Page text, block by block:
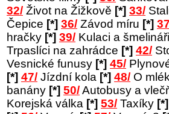
32/ Život na Žižkově [*] 33/
Čepice [*] 36/ Závod míru [*]
hračky [*] 39/ Kulaci a šmelináři
Trpaslíci na zahrádce [*] 42/
Vesnické funusy [*] 45/
[*] 47/ Jízdní kola [*] 48/ O
banány [*] 50/Autobusy a
Korejská válka [*] 53/ Taxíky [*]